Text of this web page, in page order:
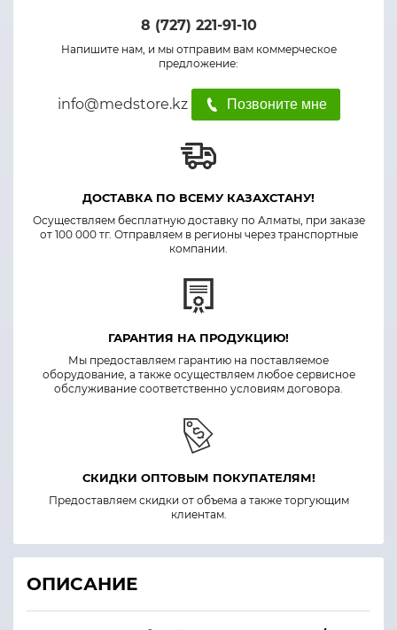
8 (727) 221-91-10
Напишите нам, и мы отправим вам коммерческое
предложение:
info@medstore.kz Позвоните мне
ДОСТАВКА ПО ВСЕМУ КАЗАХСТАНУ!
Осуществляем бесплатную доставку по Алматы, при заказе
от 100 000 тг. Отправляем в регионы через транспортные
компании.
ГАРАНТИЯ НА ПРОДУКЦИЮ!
Мы предоставляем гарантию на поставляемое
оборудование, а также осуществляем любое сервисное
обслуживание соответственно условиям договора.
СКИДКИ ОПТОВЫМ ПОКУПАТЕЛЯМ!
Предоставляем скидки от объема а также торгующим
клиентам.
ОПИСАНИЕ